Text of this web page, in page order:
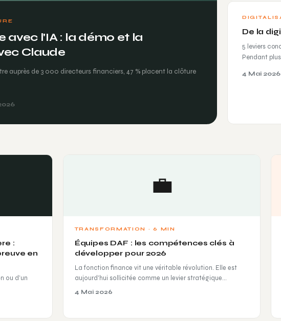
l'IA : la démo et la
Claude
auprès de 3 000 directeurs financiers, 47 % placent la clôture
De la
5 leviers
Pendant
4 Mai 2026
:
en
ou d’un
💼
TRANSFORMATION · 6 MIN
Équipes DAF : les compétences clés à
développer pour 2026
La fonction finance vit une véritable révolution. Elle est
aujourd'hui sollicitée comme un levier stratégique…
4 Mai 2026